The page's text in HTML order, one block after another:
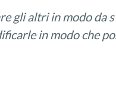
gli altri in mododa
rle in modo che